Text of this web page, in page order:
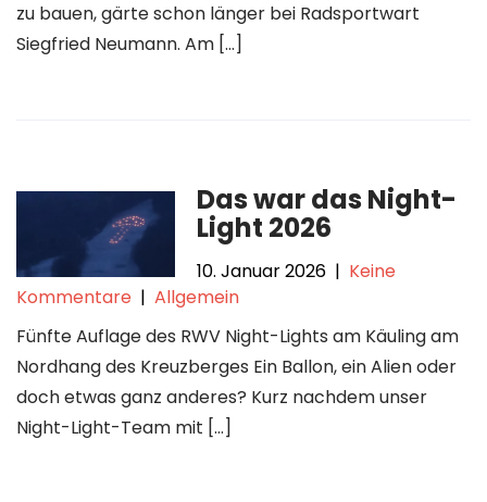
zu bauen, gärte schon länger bei Radsportwart
Siegfried Neumann. Am […]
Das war das Night-
Light 2026
10. Januar 2026 | Keine
Kommentare | Allgemein
Fünfte Auflage des RWV Night-Lights am Käuling am
Nordhang des Kreuzberges Ein Ballon, ein Alien oder
doch etwas ganz anderes? Kurz nachdem unser
Night-Light-Team mit […]